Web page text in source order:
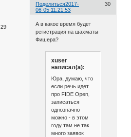
Поделиться 30
2017-
06-05 11:21:53
А в какое время будет
регистрация на шахматы
Фишера?
xuser
написал(а):
Юра, думаю, что
если речь идет
про FIDE Open,
записаться
однозначно
можно - в этом
году там не так
много заявок